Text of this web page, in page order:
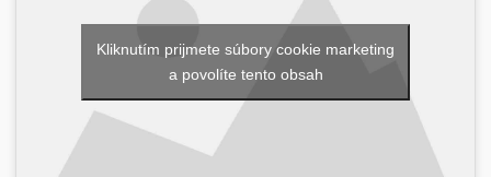
Kliknutím prijmete súbory cookie marketing
a povolíte tento obsah